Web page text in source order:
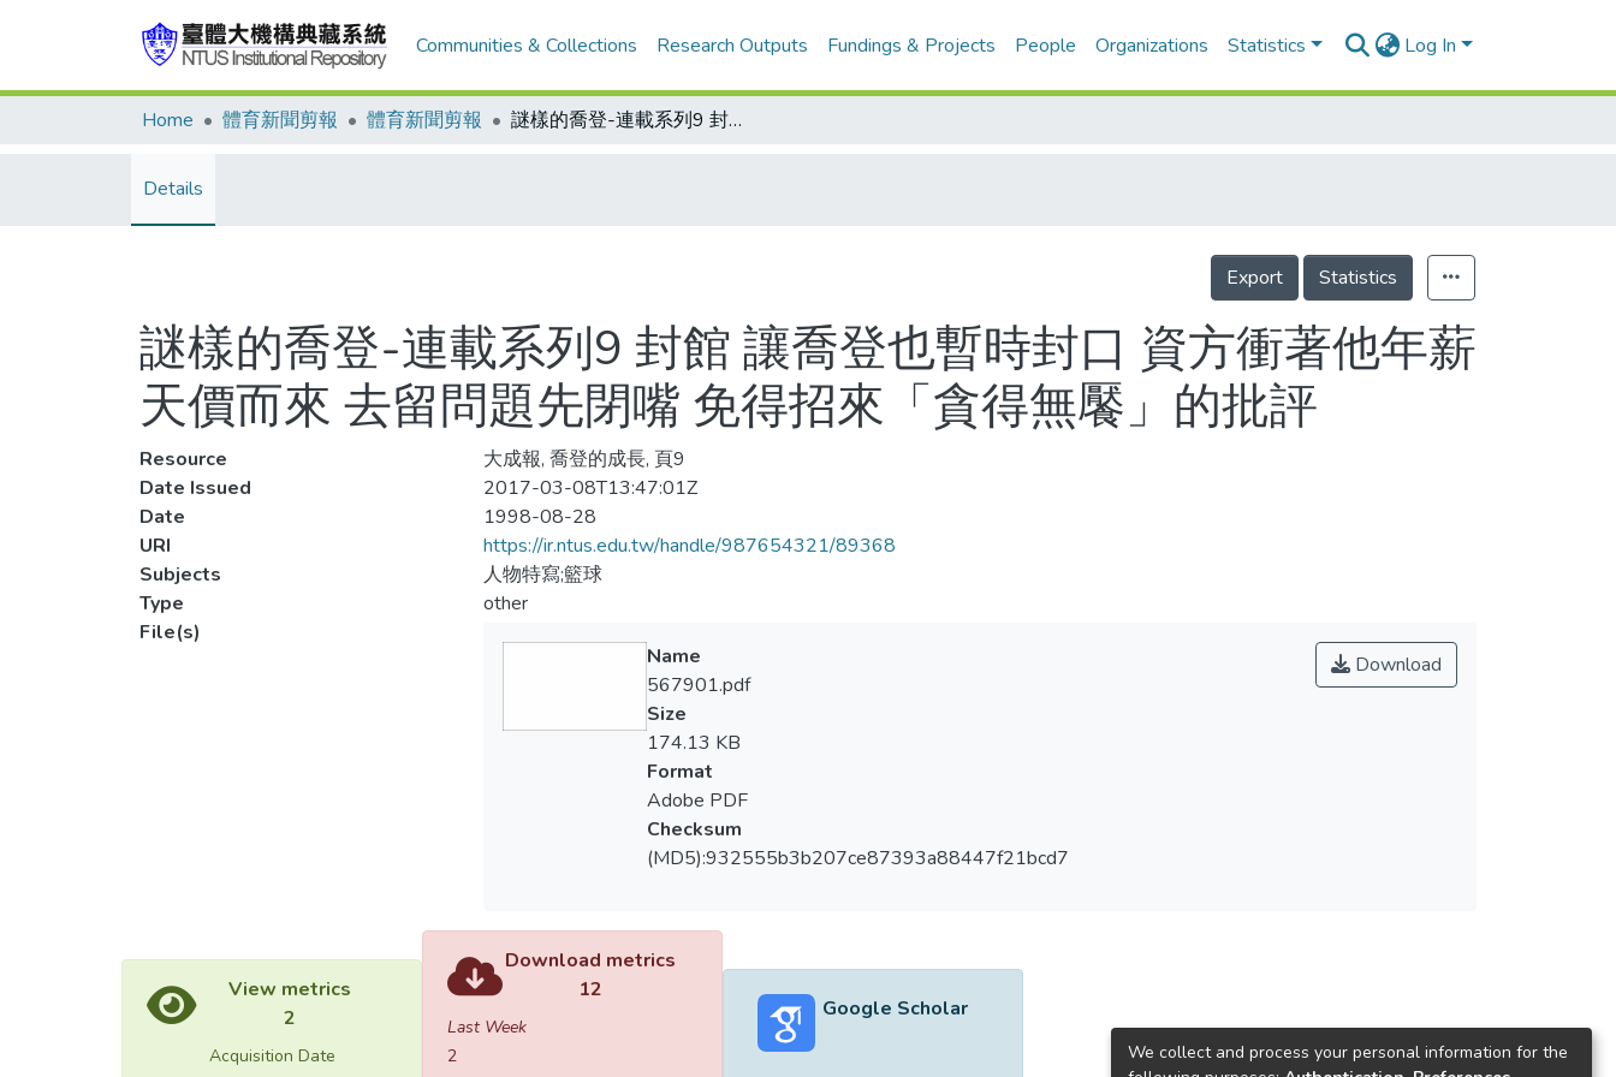
Communities & Collections Research Outputs Fundings & Projects People Organizations Statistics Log In
Home 體育新聞剪報 體育新聞剪報 謎樣的喬登-連載系列9 封館 讓喬登也暫時封口 資方衝著他年薪天價而來 去留問題先閉嘴 免得招來「貪得無饜」的批評
Details
Export Statistics
謎樣的喬登-連載系列9 封館 讓喬登也暫時封口 資方衝著他年薪
天價而來 去留問題先閉嘴 免得招來「貪得無饜」的批評
Resource
大成報, 喬登的成長, 頁9
Date Issued
2017-03-08T13:47:01Z
Date
1998-08-28
URI
https://ir.ntus.edu.tw/handle/987654321/89368
Subjects
人物特寫;籃球
Type
other
File(s)
Download
Name
567901.pdf
Size
174.13 KB
Format
Adobe PDF
Checksum
(MD5):932555b3b207ce87393a88447f21bcd7
View metrics
2
Acquisition Date
Download metrics
12
Last Week
2
Google Scholar
We collect and process your personal information for the